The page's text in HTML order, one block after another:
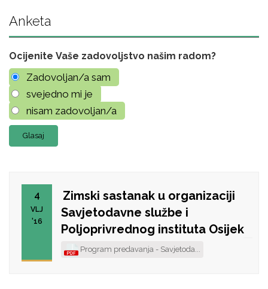
Anketa
Ocijenite Vaše zadovoljstvo našim radom?
Zadovoljan/a sam
svejedno mi je
nisam zadovoljan/a
4
VLJ
'16
Zimski sastanak u organizaciji
Savjetodavne službe i
Poljoprivrednog instituta Osijek
Program predavanja - Savjetoda...